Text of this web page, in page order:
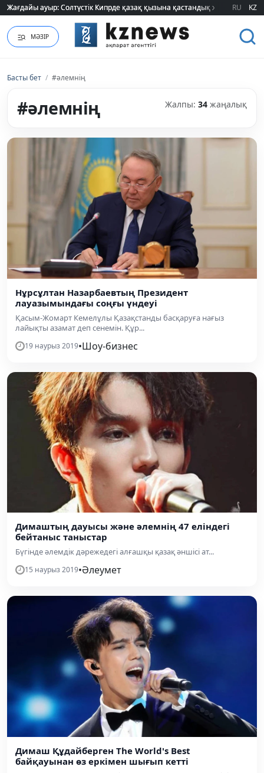
“Қазақстанды” пәшкілеп ұрлаған жаркенттік тәтті-бандит ұсталдыRU KZ
МӘЗІР
Басты бет / #әлемнің
#әлемнің Жалпы: 34 жаңалық
Нұрсұлтан Назарбаевтың Президент
лауазымындағы соңғы үндеуі
Қасым-Жомарт Кемелұлы Қазақстанды басқаруға нағыз
лайықты азамат деп сенемін. Құр...
19 наурыз 2019•Шоу-бизнес
Димаштың дауысы және әлемнің 47 еліндегі
бейтаныс таныстар
Бүгінде әлемдік дәрежедегі алғашқы қазақ әншісі ат...
15 наурыз 2019•Әлеумет
Димаш Құдайберген The World's Best
байқауынан өз еркімен шығып кетті